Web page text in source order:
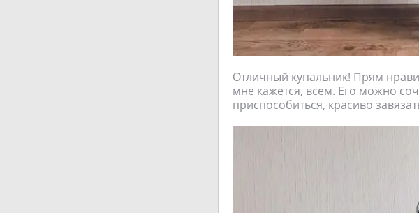
Отличный купальник! Прям
мне кажется, всем. Его можно
приспособиться, красиво